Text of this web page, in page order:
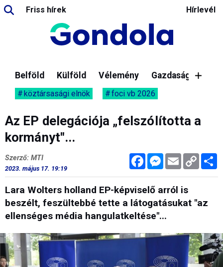
Friss hírek Hírlevél
Belföld Külföld Vélemény Gazdaság
köztársasági elnök foci vb 2026
Az EP delegációja „felszólította a
kormányt"...
FacebookMessenger
Email Copy
Link
Szerző: MTI
2023. május 17. 19:19
Lara Wolters holland EP-képviselő arról is
beszélt, feszültebbé tette a látogatásukat "az
ellenséges média hangulatkeltése"...